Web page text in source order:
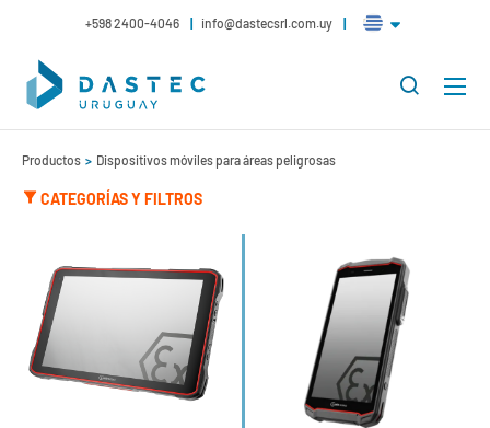
+598 2400-4046 info@dastecsrl.com.uy
Productos Dispositivos móviles para áreas peligrosas
CATEGORÍAS Y FILTROS